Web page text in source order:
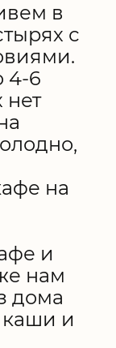
в
с
4-6
нет
на
и
нам
дома
и